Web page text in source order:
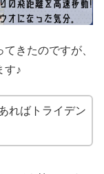
きたのですが、
す♪
ればトライデン